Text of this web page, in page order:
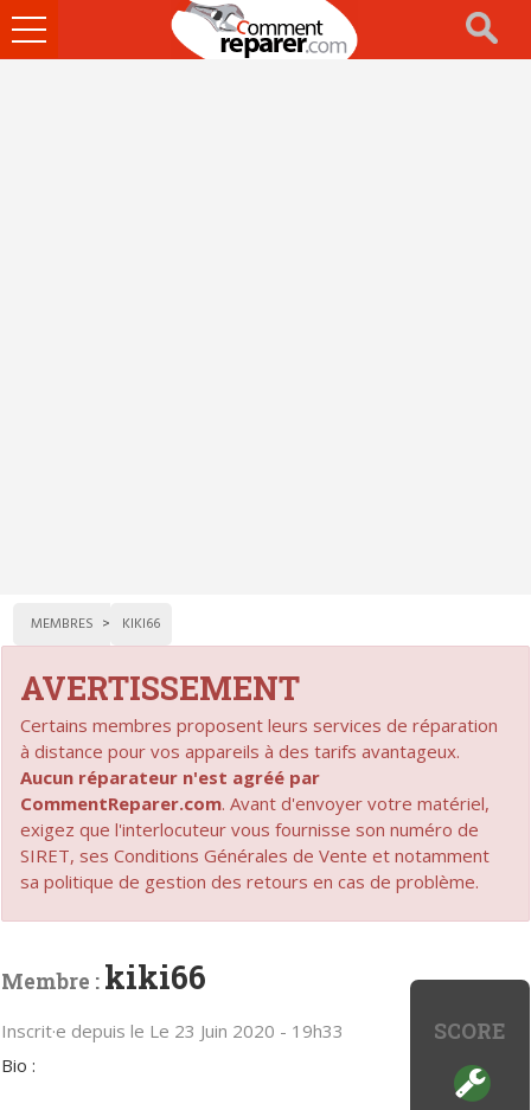
Ouvrir
le
MEMBRES KIKI66
AVERTISSEMENT
Certains membres proposent leurs services de réparation
à distance pour vos appareils à des tarifs avantageux.
Aucun réparateur n'est agréé par
CommentReparer.com. Avant d'envoyer votre matériel,
exigez que l'interlocuteur vous fournisse son numéro de
SIRET, ses Conditions Générales de Vente et notamment
sa politique de gestion des retours en cas de problème.
SCORE
Membre : kiki66
Inscrit·e depuis le Le 23 Juin 2020 - 19h33
Bio :